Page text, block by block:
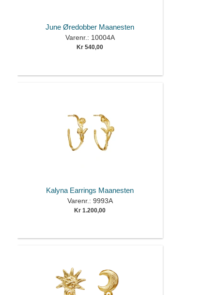
June Øredobber Maanesten
Varenr.: 10004A
Kr 540,00
Kalyna Earrings Maanesten
Varenr.: 9993A
Kr 1.200,00